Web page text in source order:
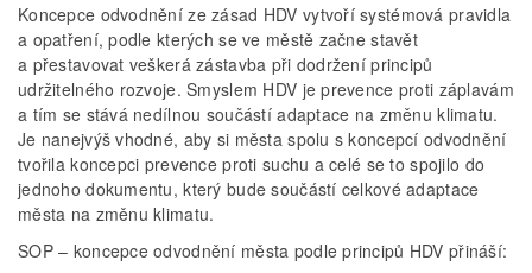
Koncepce odvodnění ze zásad HDV vytvoří systémová pravidla
a opatření, podle kterých se ve městě začne stavět
a přestavovat veškerá zástavba při dodržení principů
udržitelného rozvoje. Smyslem HDV je prevence proti záplavám
a tím se stává nedílnou součástí adaptace na změnu klimatu.
Je nanejvýš vhodné, aby si města spolu s koncepcí odvodnění
tvořila koncepci prevence proti suchu a celé se to spojilo do
jednoho dokumentu, který bude součástí celkové adaptace
města na změnu klimatu.
SOP – koncepce odvodnění města podle principů HDV přináší: